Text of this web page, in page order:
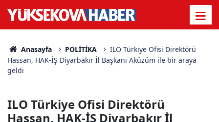
Anasayfa POLİTİKA
ILO Türkiye Ofisi Direktörü
Hassan, HAK-İŞ Diyarbakır İl Başkanı Aküzüm ile bir araya
geldi
ILO Türkiye Ofisi Direktörü
Hassan, HAK-İŞ Diyarbakır İl